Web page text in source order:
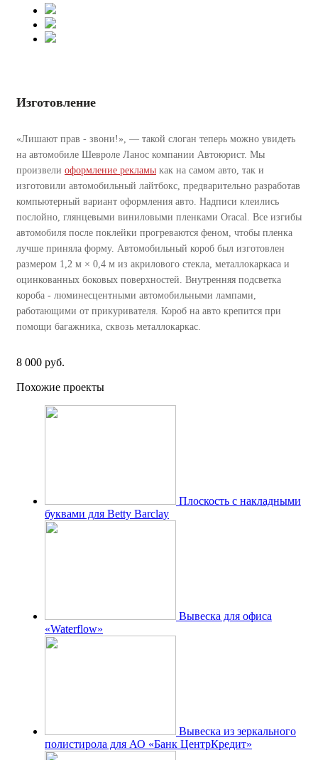
Изготовление
«Лишают прав - звони!», — такой слоган теперь можно увидеть
на автомобиле Шевроле Ланос компании Автоюрист. Мы
произвели оформление рекламы как на самом авто, так и
изготовили автомобильный лайтбокс, предварительно разработав
компьютерный вариант оформления авто. Надписи клеились
послойно, глянцевыми виниловыми пленками Oracal. Все изгибы
автомобиля после поклейки прогреваются феном, чтобы пленка
лучше приняла форму. Автомобильный короб был изготовлен
размером 1,2 м × 0,4 м из акрилового стекла, металлокаркаса и
оцинкованных боковых поверхностей. Внутренняя подсветка
короба - люминесцентными автомобильными лампами,
работающими от прикуривателя. Короб на авто крепится при
помощи багажника, сквозь металлокаркас.
8 000 руб.
Похожие проекты
Плоскость с накладными
буквами для Betty Barclay
Вывеска для офиса
«Waterflow»
Вывеска из зеркального
полистирола для АО «Банк ЦентрКредит»